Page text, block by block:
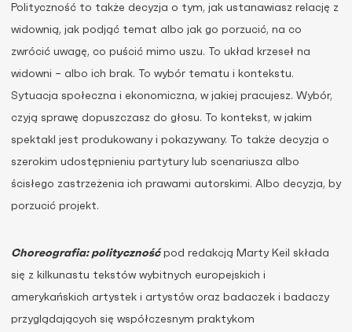
Polityczność to także decyzja o tym, jak ustanawiasz relację z
widownią, jak podjąć temat albo jak go porzucić, na co
zwrócić uwagę, co puścić mimo uszu. To układ krzeseł na
widowni – albo ich brak. To wybór tematu i kontekstu.
Sytuacja społeczna i ekonomiczna, w jakiej pracujesz. Wybór,
czyją sprawę dopuszczasz do głosu. To kontekst, w jakim
spektakl jest produkowany i pokazywany. To także decyzja o
szerokim udostępnieniu partytury lub scenariusza albo
ścisłego zastrzeżenia ich prawami autorskimi. Albo decyzja, by
porzucić projekt.
Choreografia: politycznośćpod redakcją Marty Keil składa
się z kilkunastu tekstów wybitnych europejskich i
amerykańskich artystek i artystów oraz badaczek i badaczy
przyglądających się współczesnym praktykom